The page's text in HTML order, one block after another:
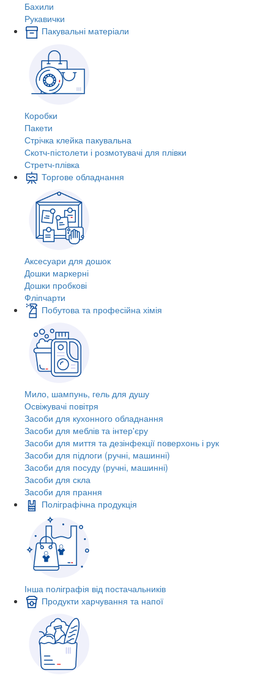
Бахили
Рукавички
Пакувальні матеріали
Коробки
Пакети
Стрічка клейка пакувальна
Скотч-пістолети і розмотувачі для плівки
Стретч-плівка
Торгове обладнання
Аксесуари для дошок
Дошки маркерні
Дошки пробкові
Фліпчарти
Побутова та професійна хімія
Мило, шампунь, гель для душу
Освіжувачі повітря
Засоби для кухонного обладнання
Засоби для меблів та інтер'єру
Засоби для миття та дезінфекції поверхонь і рук
Засоби для підлоги (ручні, машинні)
Засоби для посуду (ручні, машинні)
Засоби для скла
Засоби для прання
Поліграфічна продукція
Інша поліграфія від постачальників
Продукти харчування та напої